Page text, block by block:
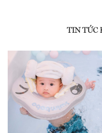
TIN TỨC